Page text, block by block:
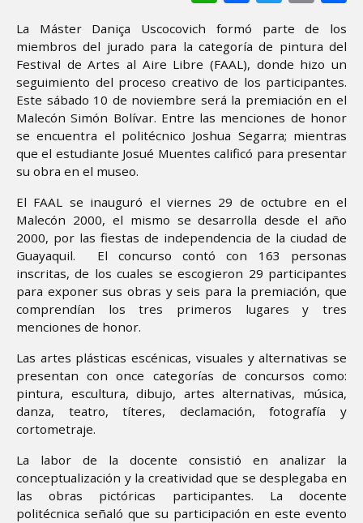
La Máster Daniça Uscocovich formó parte de los
miembros del jurado para la categoría de pintura del
Festival de Artes al Aire Libre (FAAL), donde hizo un
seguimiento del proceso creativo de los participantes.
Este sábado 10 de noviembre será la premiación en el
Malecón Simón Bolívar. Entre las menciones de honor
se encuentra el politécnico Joshua Segarra; mientras
que el estudiante Josué Muentes calificó para presentar
su obra en el museo.
El FAAL se inauguró el viernes 29 de octubre en el
Malecón 2000, el mismo se desarrolla desde el año
2000, por las fiestas de independencia de la ciudad de
Guayaquil. El concurso contó con 163 personas
inscritas, de los cuales se escogieron 29 participantes
para exponer sus obras y seis para la premiación, que
comprendían los tres primeros lugares y tres
menciones de honor.
Las artes plásticas escénicas, visuales y alternativas se
presentan con once categorías de concursos como:
pintura, escultura, dibujo, artes alternativas, música,
danza, teatro, títeres, declamación, fotografía y
cortometraje.
La labor de la docente consistió en analizar la
conceptualización y la creatividad que se desplegaba en
las obras pictóricas participantes. La docente
politécnica señaló que su participación en este evento